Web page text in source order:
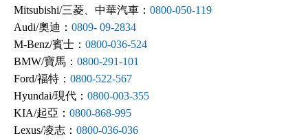
Mitsubishi/三菱、中華汽車： 0800-050-119
Audi/奧迪： 0809- 09-2834
M-Benz/賓士： 0800-036-524
BMW/寶馬： 0800-291-101
Ford/福特： 0800-522-567
Hyundai/現代： 0800-003-355
KIA/起亞： 0800-868-995
Lexus/凌志： 0800-036-036